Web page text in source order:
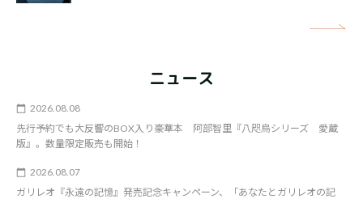
ニュース
2026.08.08
先行予約でも大反響のBOX入り豪華本 阿部智里『八咫烏シリーズ 愛蔵
版』。数量限定販売も開始！
2026.08.07
ガリレオ『永遠の記憶』発売記念キャンペーン、「あなたとガリレオの記